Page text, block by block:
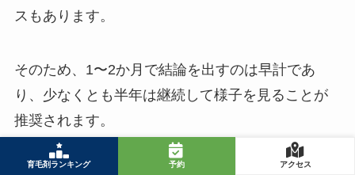
育毛剤ランキング 予約 アクセス
スもあります。
そのため、1〜2か月で結論を出すのは早計であ
り、少なくとも半年は継続して様子を見ることが
推奨されます。